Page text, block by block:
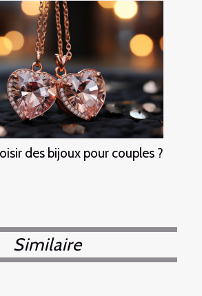
des bijoux pour couples ?
Similaire